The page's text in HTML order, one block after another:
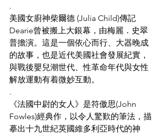
.
美國女廚神柴爾德 (Julia Child)傳記
Dearie曾被搬上大銀幕，由梅麗．史翠
普擔演。這是一個依心而行、大器晚成
的故事，也是近代美國社會發展紀實，
與戰後嬰兒潮世代、性革命年代與女性
解放運動有着微妙互動。
.
《法國中尉的女人》是符傲思(John
Fowles)經典作，以令人驚歎的筆法，描
摹出十九世紀英國維多利亞時代的神